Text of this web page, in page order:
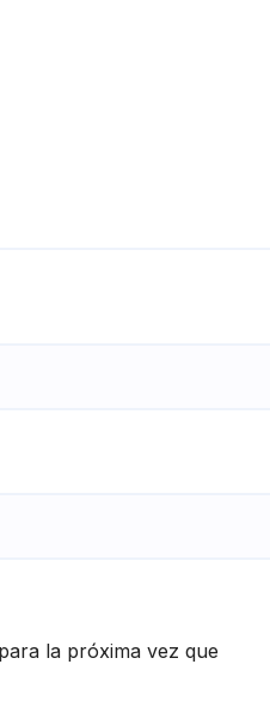
la próxima vez que